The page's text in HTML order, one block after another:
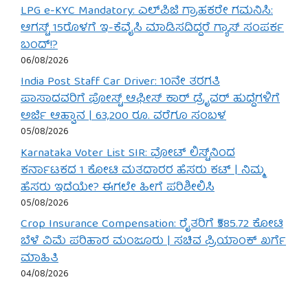
LPG e-KYC Mandatory: ಎಲ್‌ಪಿಜಿ ಗ್ರಾಹಕರೇ ಗಮನಿಸಿ:
ಆಗಸ್ಟ್ 15ರೊಳಗೆ ಇ-ಕೆವೈಸಿ ಮಾಡಿಸದಿದ್ದರೆ ಗ್ಯಾಸ್ ಸಂಪರ್ಕ
ಬಂದ್!?
06/08/2026
India Post Staff Car Driver: 10ನೇ ತರಗತಿ
ಪಾಸಾದವರಿಗೆ ಪೋಸ್ಟ್ ಆಫೀಸ್ ಕಾರ್ ಡ್ರೈವರ್ ಹುದ್ದೆಗಳಿಗೆ
ಅರ್ಜಿ ಆಹ್ವಾನ | 63,200 ರೂ. ವರೆಗೂ ಸಂಬಳ
05/08/2026
Karnataka Voter List SIR: ವೋಟ್ ಲಿಸ್ಟ್‌ನಿಂದ
ಕರ್ನಾಟಕದ 1 ಕೋಟಿ ಮತದಾರರ ಹೆಸರು ಕಟ್ | ನಿಮ್ಮ
ಹೆಸರು ಇದೆಯೇ? ಈಗಲೇ ಹೀಗೆ ಪರಿಶೀಲಿಸಿ
05/08/2026
Crop Insurance Compensation: ರೈತರಿಗೆ ₹585.72 ಕೋಟಿ
ಬೆಳೆ ವಿಮೆ ಪರಿಹಾರ ಮಂಜೂರು | ಸಚಿವ ಪ್ರಿಯಾಂಕ್ ಖರ್ಗೆ
ಮಾಹಿತಿ
04/08/2026